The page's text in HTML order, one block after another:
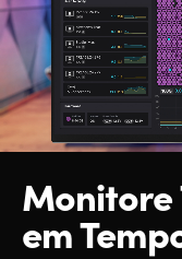
Monitore
em